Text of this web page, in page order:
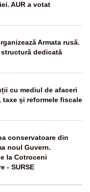
AUR a votat
Armata rusă.
dedicată
cu mediul de afaceri
taxe și reformele fiscale
conservatoare din
noul Guvern.
la Cotroceni
- SURSE